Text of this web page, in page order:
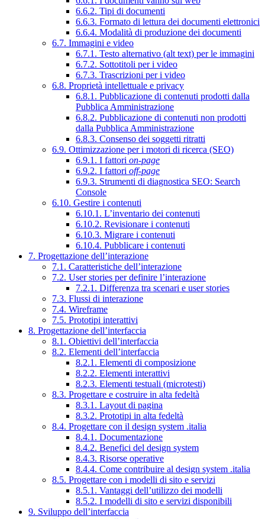
6.6.2. Tipi di documenti
6.6.3. Formato di lettura dei documenti elettronici
6.6.4. Modalità di produzione dei documenti
6.7. Immagini e video
6.7.1. Testo alternativo (alt text) per le immagini
6.7.2. Sottotitoli per i video
6.7.3. Trascrizioni per i video
6.8. Proprietà intellettuale e privacy
6.8.1. Pubblicazione di contenuti prodotti dalla
Pubblica Amministrazione
6.8.2. Pubblicazione di contenuti non prodotti
dalla Pubblica Amministrazione
6.8.3. Consenso dei soggetti ritratti
6.9. Ottimizzazione per i motori di ricerca (SEO)
6.9.1. I fattori on-page
6.9.2. I fattori off-page
6.9.3. Strumenti di diagnostica SEO: Search
Console
6.10. Gestire i contenuti
6.10.1. L’inventario dei contenuti
6.10.2. Revisionare i contenuti
6.10.3. Migrare i contenuti
6.10.4. Pubblicare i contenuti
7. Progettazione dell’interazione
7.1. Caratteristiche dell’interazione
7.2. User stories per definire l’interazione
7.2.1. Differenza tra scenari e user stories
7.3. Flussi di interazione
7.4. Wireframe
7.5. Prototipi interattivi
8. Progettazione dell’interfaccia
8.1. Obiettivi dell’interfaccia
8.2. Elementi dell’interfaccia
8.2.1. Elementi di composizione
8.2.2. Elementi interattivi
8.2.3. Elementi testuali (microtesti)
8.3. Progettare e costruire in alta fedeltà
8.3.1. Layout di pagina
8.3.2. Prototipi in alta fedeltà
8.4. Progettare con il design system .italia
8.4.1. Documentazione
8.4.2. Benefici del design system
8.4.3. Risorse operative
8.4.4. Come contribuire al design system .italia
8.5. Progettare con i modelli di sito e servizi
8.5.1. Vantaggi dell’utilizzo dei modelli
8.5.2. I modelli di sito e servizi disponibili
9. Sviluppo dell’interfaccia